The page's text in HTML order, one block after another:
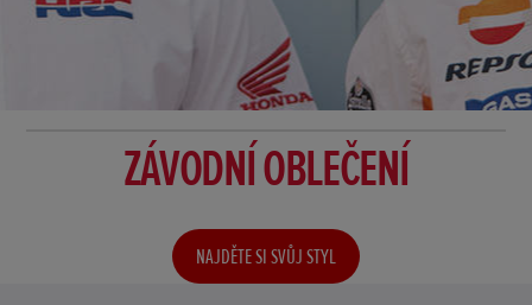
ZÁVODNÍ OBLEČENÍ
NAJDĚTE SI SVŮJ STYL